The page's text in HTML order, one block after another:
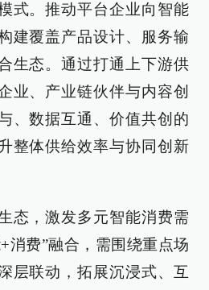
式。推动平台企业向智能
建覆盖产品设计、服务输
生态。通过打通上下游供
业、产业链伙伴与内容创
、数据互通、价值共创的
整体供给效率与协同创新
态，激发多元智能消费需
消费”融合，需围绕重点场
层联动，拓展沉浸式、互